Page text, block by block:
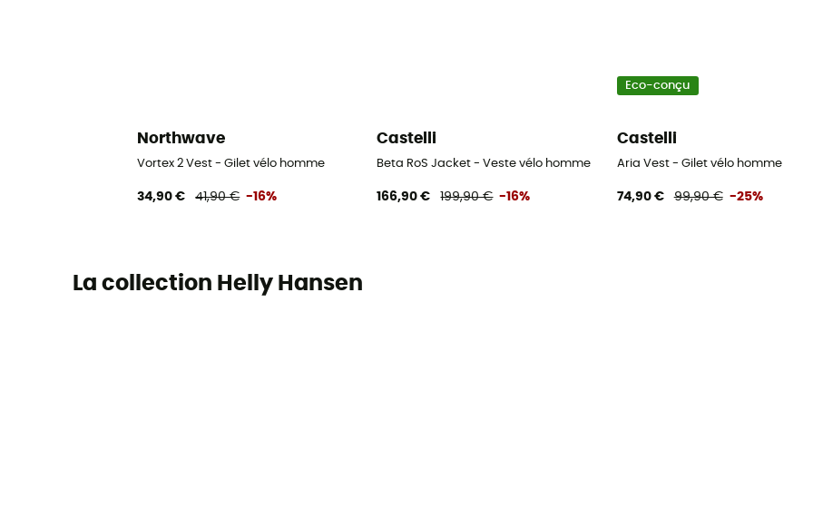
Northwave
Vortex 2 Vest - Gilet vélo homme
34,90 € 41,90 € -16%
Castelli
Beta RoS Jacket - Veste vélo homme
166,90 € 199,90 € -16%
Eco-conçu
Castelli
Aria Vest - Gilet vélo homme
74,90 € 99,90 € -25%
La collection Helly Hansen